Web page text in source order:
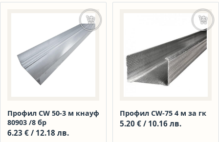
Профил CW 50-3 м кнауф
80903 /8 бр
6.23 € / 12.18 лв.
Още
Профил CW-75 4 м за гк
5.20 € / 10.16 лв.